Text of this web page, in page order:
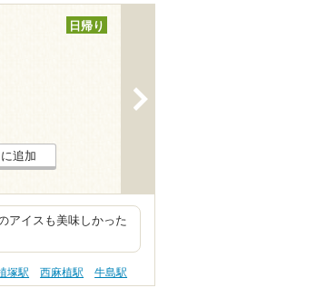
日帰り
追加
アイスも美味しかった
塚駅 西麻植駅 牛島駅